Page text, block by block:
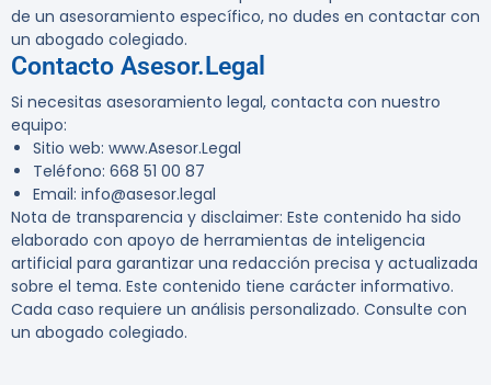
de un asesoramiento específico, no dudes en contactar con
un abogado colegiado.
Contacto Asesor.Legal
Si necesitas asesoramiento legal, contacta con nuestro
equipo:
Sitio web: www.Asesor.Legal
Teléfono: 668 51 00 87
Email: info@asesor.legal
Nota de transparencia y disclaimer: Este contenido ha sido
elaborado con apoyo de herramientas de inteligencia
artificial para garantizar una redacción precisa y actualizada
sobre el tema. Este contenido tiene carácter informativo.
Cada caso requiere un análisis personalizado. Consulte con
un abogado colegiado.